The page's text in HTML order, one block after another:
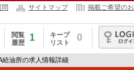
問 サイトマップ 掲載ご希望の
閲覧
履歴
1
キープ
リスト
0
ログイン
油所の求人情報詳細